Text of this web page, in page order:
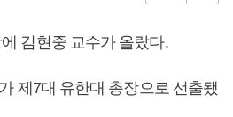
김현중 교수가 올랐다.
제7대 유한대 총장으로 선출됐